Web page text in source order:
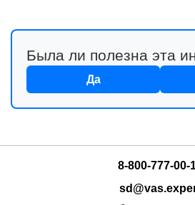
Была ли полезна эта
Да
8-800-777-00-